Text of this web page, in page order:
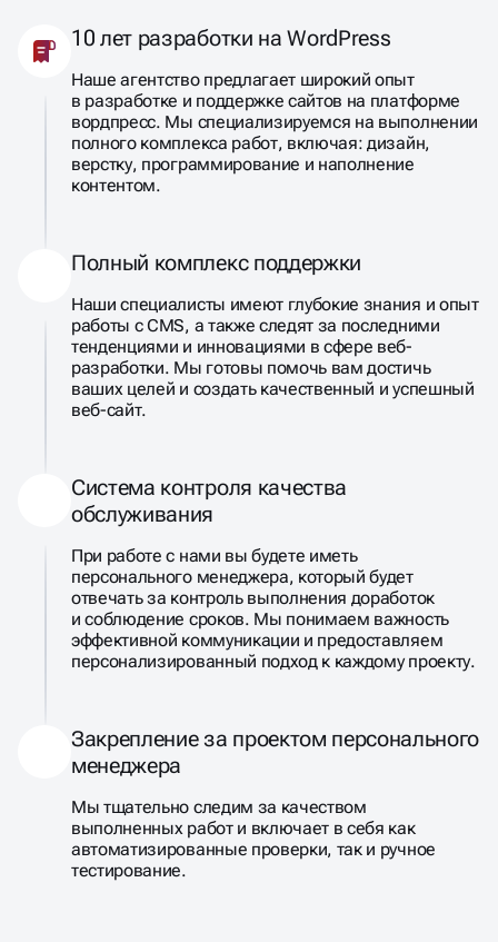
10 лет разработки на WordPress
Наше агентство предлагает широкий опыт
в разработке и поддержке сайтов на платформе
вордпресс. Мы специализируемся на выполнении
полного комплекса работ, включая: дизайн,
верстку, программирование и наполнение
контентом.
Полный комплекс поддержки
Наши специалисты имеют глубокие знания и опыт
работы с CMS, а также следят за последними
тенденциями и инновациями в сфере веб-
разработки. Мы готовы помочь вам достичь
ваших целей и создать качественный и успешный
веб-сайт.
Система контроля качества
обслуживания
При работе с нами вы будете иметь
персонального менеджера, который будет
отвечать за контроль выполнения доработок
и соблюдение сроков. Мы понимаем важность
эффективной коммуникации и предоставляем
персонализированный подход к каждому проекту.
Закрепление за проектом персонального
менеджера
Мы тщательно следим за качеством
выполненных работ и включает в себя как
автоматизированные проверки, так и ручное
тестирование.